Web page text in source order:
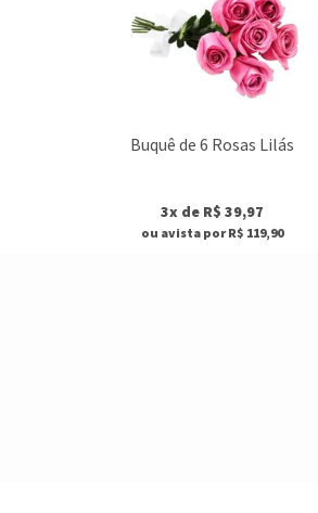
Buquê de 6 Rosas Lilás
3x de R$ 39,97
ou avista por R$ 119,90